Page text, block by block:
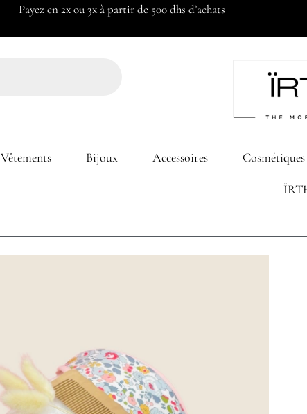
Payez en 2x ou 3x à partir de 500 dhs d’achats
Vêtements Bijoux Accessoires Cosmétiques